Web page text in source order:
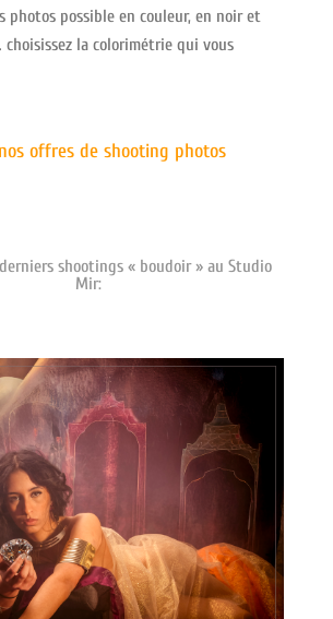
photos possible en couleur, en noir et
choisissez la colorimétrie qui vous
offres de shooting photos
shootings « boudoir » au Studio
Mir: